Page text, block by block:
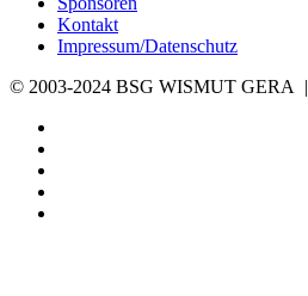
Kontakt
Impressum/Datenschutz
© 2003-2024 BSG WISMUT GERA |